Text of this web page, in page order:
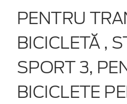
PENTRU
BICICLETĂ ,
SPORT 3,
BICICLETE